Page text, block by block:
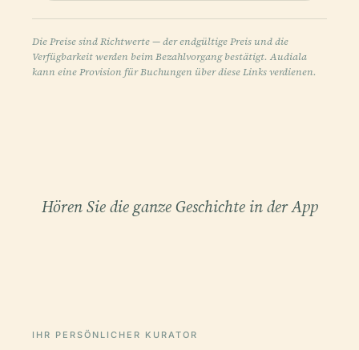
Die Preise sind Richtwerte — der endgültige Preis und die
Verfügbarkeit werden beim Bezahlvorgang bestätigt. Audiala
kann eine Provision für Buchungen über diese Links verdienen.
Hören Sie die ganze Geschichte in der App
IHR PERSÖNLICHER KURATOR